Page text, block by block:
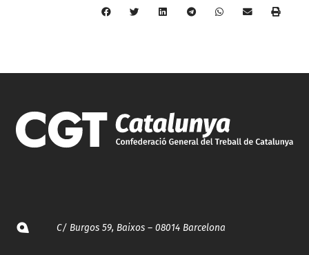
C/ Burgos 59, Baixos – 08014 Barcelona